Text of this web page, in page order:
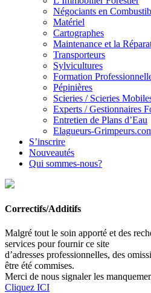
Négociants en
Matériel
Cartographes
Maintenance et la
Transporteurs
Sylvicultures
Formation
Pépinières
Scieries / Scieries
Experts / Gestionnaires
Entretien de Plans d’Eau
Elagueurs-
S’inscrire
Nouveautés
Qui sommes-nous?
Correctifs/Additifs
Malgré tout le soin apporté et des
services pour fournir ce site
d’adresses professionnelles, des
être été commises.
Merci de nous signaler les
Cliquez ICI